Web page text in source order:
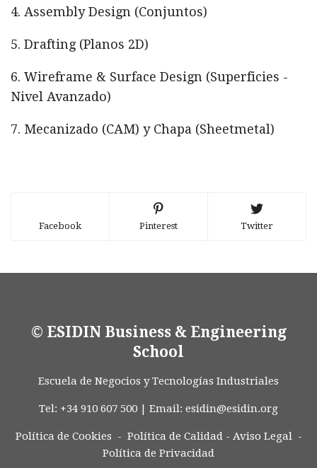
4. Assembly Design (Conjuntos)
5. Drafting (Planos 2D)
6. Wireframe & Surface Design (Superficies -
Nivel Avanzado)
7. Mecanizado (CAM) y Chapa (Sheetmetal)
Facebook Pinterest Twitter
© ESIDIN Business & Engineering
School
Escuela de Negocios y Tecnologías Industriales
Tel: +34 910 607 500 | Email: esidin@esidin.org
Política de Cookies - Política de Calidad- Aviso Legal-
Política de Privacidad